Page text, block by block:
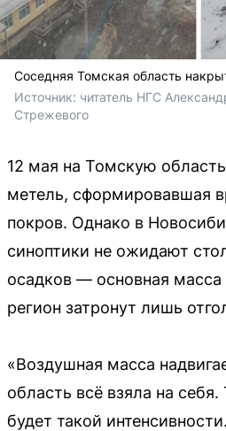
Соседняя Томская область
Источник: читатель НГС
Стрежевого
12 мая на Томскую
метель, сформировавшая
покров. Однако в
синоптики не ожидают
осадков — основная масса
регион затронут лишь
«Воздушная масса
область всё взяла на себя.
будет такой